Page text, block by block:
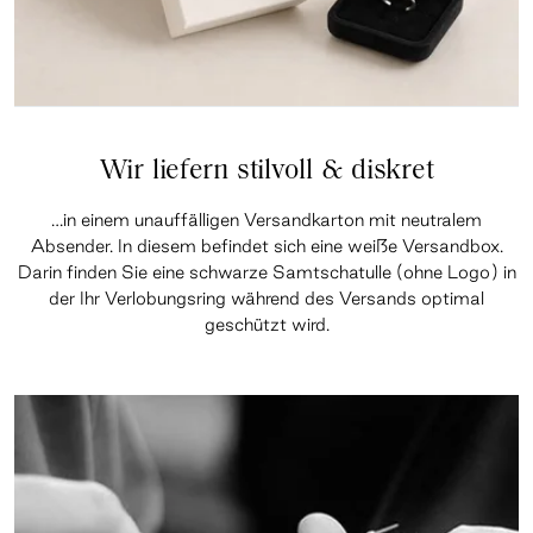
Wir liefern stilvoll & diskret
…in einem unauffälligen Versandkarton mit neutralem
Absender. In diesem befindet sich eine weiße Versandbox.
Darin finden Sie eine schwarze Samtschatulle (ohne Logo) in
der Ihr Verlobungsring während des Versands optimal
geschützt wird.